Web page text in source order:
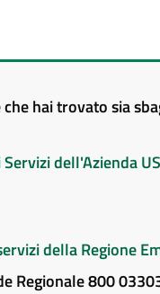
hai trovato sia
dell'Azienda
della Regione
Regionale 800